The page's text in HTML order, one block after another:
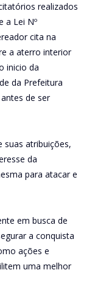
realizados
a Lei Nº
cita na
a aterro interior
inicio da
da Prefeitura
de ser
suas atribuições,
da
para atacar e
em busca de
a conquista
ações e
uma melhor